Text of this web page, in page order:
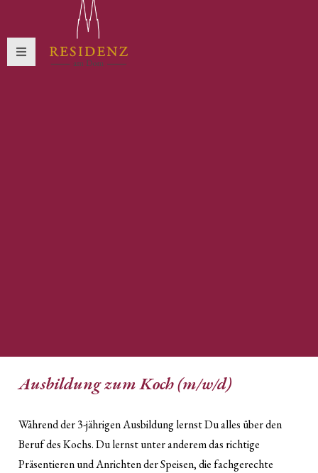
Ausbildung zum Koch (m/w/d)
Während der 3-jährigen Ausbildung lernst Du alles über den
Beruf des Kochs. Du lernst unter anderem das richtige
Präsentieren und Anrichten der Speisen, die fachgerechte